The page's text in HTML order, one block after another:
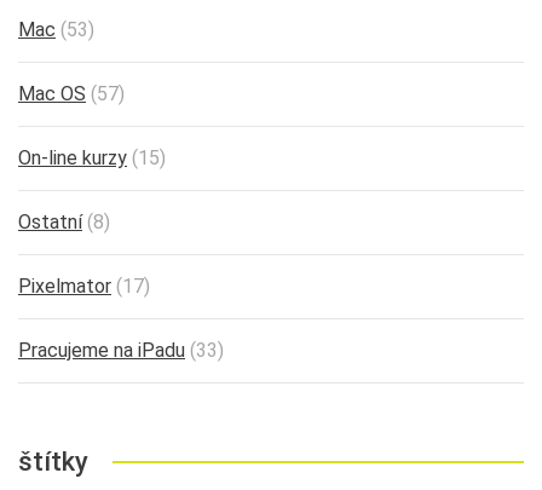
Mac (53)
Mac OS (57)
On-line kurzy (15)
Ostatní(8)
Pixelmator (17)
Pracujeme na iPadu (33)
štítky